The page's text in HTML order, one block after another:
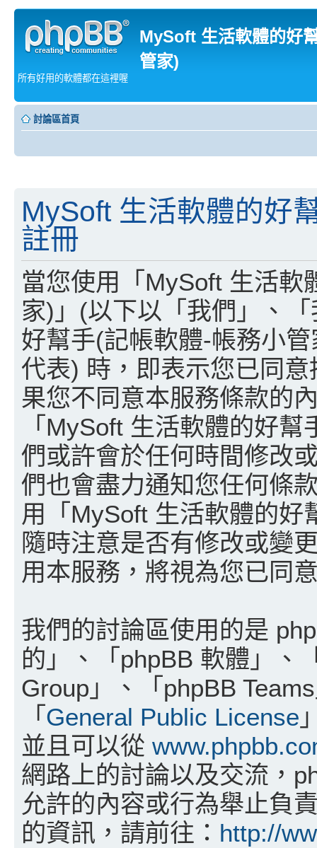
MySoft 生活軟體的好
管家)
所有好用的軟體都在這裡喔
討論區首頁
MySoft 生活軟體的好
註冊
當您使用「MySoft 生活軟
家)」(以下以「我們」、
好幫手(記帳軟體-帳務小
代表) 時，即表示您已同
果您不同意本服務條款的
「MySoft 生活軟體的好
們或許會於任何時間修改
們也會盡力通知您任何條
用「MySoft 生活軟體的好
隨時注意是否有修改或變
用本服務，將視為您已同
我們的討論區使用的是
的」、「phpBB 軟體」、
Group」、「phpBB
「 General Public License
並且可以從
網路上的討論以及交流，
允許的內容或行為舉止負
的資訊，請前往： http://